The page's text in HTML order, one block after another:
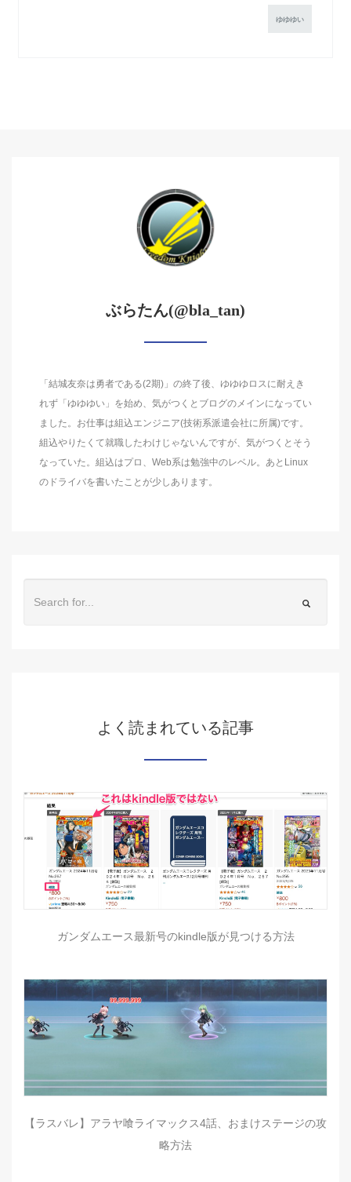
ゆゆゆい
ぶらたん(@bla_tan)
「結城友奈は勇者である(2期)」の終了後、ゆゆゆロスに耐えき
れず「ゆゆゆい」を始め、気がつくとブログのメインになってい
ました。お仕事は組込エンジニア(技術系派遣会社に所属)です。
組込やりたくて就職したわけじゃないんですが、気がつくとそう
なっていた。組込はプロ、Web系は勉強中のレベル。あとLinux
のドライバを書いたことが少しあります。
よく読まれている記事
ガンダムエース最新号のkindle版が見つける方法
【ラスバレ】アラヤ喰ライマックス4話、おまけステージの攻
略方法